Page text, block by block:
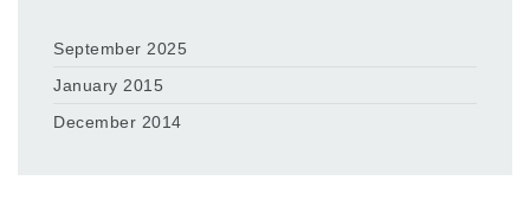
September 2025
January 2015
December 2014